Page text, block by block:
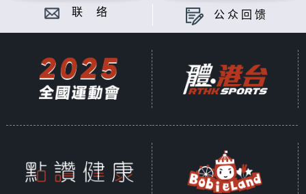
联 络 公众回馈